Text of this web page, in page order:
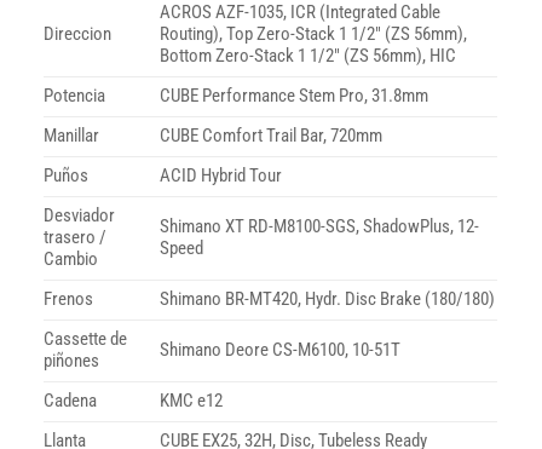
Direccion
ACROS AZF-1035, ICR (Integrated Cable
Routing), Top Zero-Stack 1 1/2″ (ZS 56mm),
Bottom Zero-Stack 1 1/2″ (ZS 56mm), HIC
Potencia
CUBE Performance Stem Pro, 31.8mm
Manillar
CUBE Comfort Trail Bar, 720mm
Puños
ACID Hybrid Tour
Desviador
trasero /
Cambio
Shimano XT RD-M8100-SGS, ShadowPlus, 12-
Speed
Frenos
Shimano BR-MT420, Hydr. Disc Brake (180/180)
Cassette de
piñones
Shimano Deore CS-M6100, 10-51T
Cadena
KMC e12
Llanta
CUBE EX25, 32H, Disc, Tubeless Ready